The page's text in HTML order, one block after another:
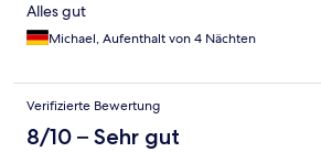
Alles gut
Michael, Aufenthalt von 4 Nächten
Verifizierte Bewertung
8/10 – Sehr gut